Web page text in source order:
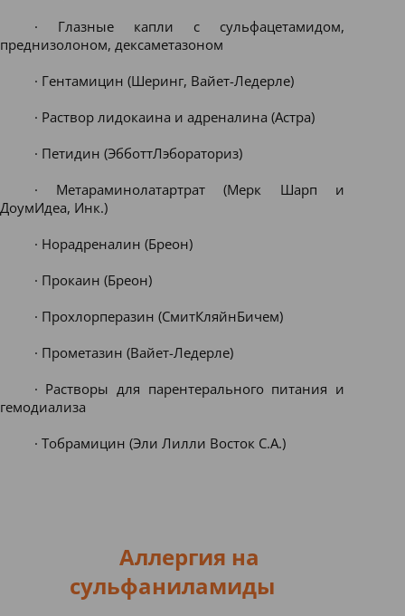
· Глазные капли с сульфацетамидом,
преднизолоном, дексаметазоном
· Гентамицин (Шеринг, Вайет-Ледерле)
· Раствор лидокаина и адреналина (Астра)
· Петидин (ЭбботтЛэбораториз)
· Метараминолатартрат (Мерк Шарп и
ДоумИдеа, Инк.)
· Норадреналин (Бреон)
· Прокаин (Бреон)
· Прохлорперазин (СмитКляйнБичем)
· Прометазин (Вайет-Ледерле)
· Растворы для парентерального питания и
гемодиализа
· Тобрамицин (Эли Лилли Восток С.А.)
Аллергия на
сульфаниламиды